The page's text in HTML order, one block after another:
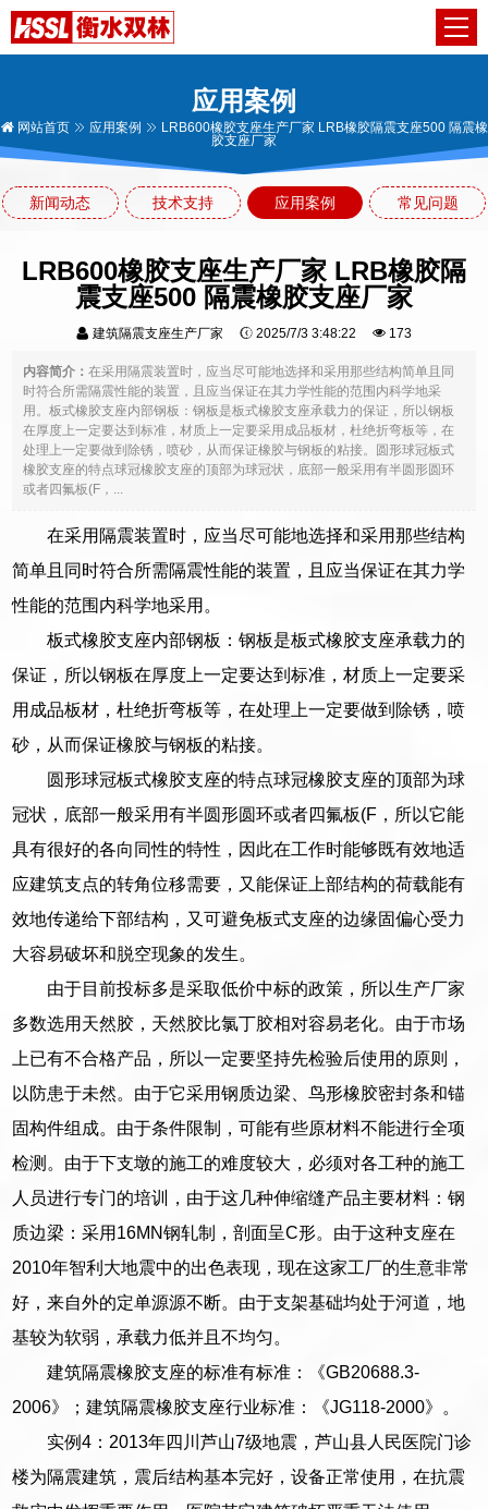
应用案例
网站首页 应用案例
LRB600橡胶支座生产厂家 LRB橡胶隔震支座500 隔震橡
胶支座厂家
新闻动态 技术支持 应用案例 常见问题
LRB600橡胶支座生产厂家 LRB橡胶隔
震支座500 隔震橡胶支座厂家
建筑隔震支座生产厂家 2025/7/3 3:48:22 173
内容简介：在采用隔震装置时，应当尽可能地选择和采用那些结构简单且同
时符合所需隔震性能的装置，且应当保证在其力学性能的范围内科学地采
用。板式橡胶支座内部钢板：钢板是板式橡胶支座承载力的保证，所以钢板
在厚度上一定要达到标准，材质上一定要采用成品板材，杜绝折弯板等，在
处理上一定要做到除锈，喷砂，从而保证橡胶与钢板的粘接。圆形球冠板式
橡胶支座的特点球冠橡胶支座的顶部为球冠状，底部一般采用有半圆形圆环
或者四氟板(F，...
在采用隔震装置时，应当尽可能地选择和采用那些结构
简单且同时符合所需隔震性能的装置，且应当保证在其力学
性能的范围内科学地采用。
板式橡胶支座内部钢板：钢板是板式橡胶支座承载力的
保证，所以钢板在厚度上一定要达到标准，材质上一定要采
用成品板材，杜绝折弯板等，在处理上一定要做到除锈，喷
砂，从而保证橡胶与钢板的粘接。
圆形球冠板式橡胶支座的特点球冠橡胶支座的顶部为球
冠状，底部一般采用有半圆形圆环或者四氟板(F，所以它能
具有很好的各向同性的特性，因此在工作时能够既有效地适
应建筑支点的转角位移需要，又能保证上部结构的荷载能有
效地传递给下部结构，又可避免板式支座的边缘固偏心受力
大容易破坏和脱空现象的发生。
由于目前投标多是采取低价中标的政策，所以生产厂家
多数选用天然胶，天然胶比氯丁胶相对容易老化。由于市场
上已有不合格产品，所以一定要坚持先检验后使用的原则，
以防患于未然。由于它采用钢质边梁、鸟形橡胶密封条和锚
固构件组成。由于条件限制，可能有些原材料不能进行全项
检测。由于下支墩的施工的难度较大，必须对各工种的施工
人员进行专门的培训，由于这几种伸缩缝产品主要材料：钢
质边梁：采用16MN钢轧制，剖面呈C形。由于这种支座在
2010年智利大地震中的出色表现，现在这家工厂的生意非常
好，来自外的定单源源不断。由于支架基础均处于河道，地
基较为软弱，承载力低并且不均匀。
建筑隔震橡胶支座的标准有标准：《GB20688.3-
2006》；建筑隔震橡胶支座行业标准：《JG118-2000》。
实例4：2013年四川芦山7级地震，芦山县人民医院门诊
楼为隔震建筑，震后结构基本完好，设备正常使用，在抗震